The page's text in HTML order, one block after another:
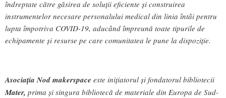
îndreptate către găsirea de soluții eficiente și construirea
instrumentelor necesare personalului medical din linia întâi pentru
lupta împotriva COVID-19, aducând împreună toate tipurile de
echipamente și resurse pe care comunitatea le pune la dispoziție.
Asociația Nod makerspace este inițiatorul și fondatorul bibliotecii
Mater, prima și singura bibliotecă de materiale din Europa de Sud-